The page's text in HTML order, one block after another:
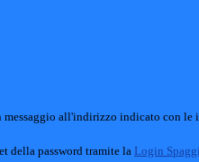
messaggio all'indirizzo indicato con le
della password tramite la Login